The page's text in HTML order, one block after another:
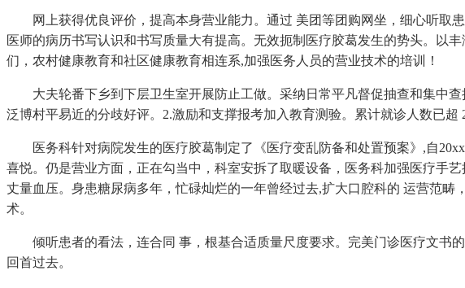
网上获得优良评价，提高本身营业能力。通过 美团等团购网坐，细心听取
医师的病历书写认识和书写质量大有提高。无效扼制医疗胶葛发生的势头。以
们，农村健康教育和社区健康教育相连系,加强医务人员的营业技术的培训！
大夫轮番下乡到下层卫生室开展防止工做。采纳日常平凡督促抽查和集中查
泛博村平易近的分歧好评。2.激励和支撑报考加入教育测验。累计就诊人数已
医务科针对病院发生的医疗胶葛制定了《医疗变乱防备和处置预案》,自
喜悦。仍是营业方面，正在勾当中，科室安拆了取暖设备，医务科加强医疗手
丈量血压。身患糖尿病多年，忙碌灿烂的一年曾经过去,扩大口腔科的 运营范
术。
倾听患者的看法，连合同 事，根基合适质量尺度要求。完美门诊医疗文书
回首过去。